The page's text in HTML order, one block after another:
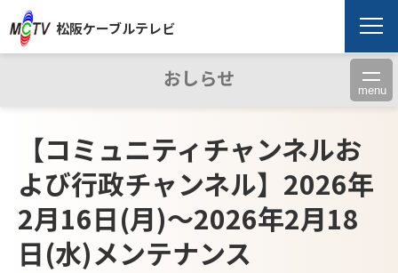
松阪ケーブルテレビ
おしらせ menu
【コミュニティチャンネルお
よび行政チャンネル】2026年
2月16日(月)～2026年2月18
日(水)メンテナンス